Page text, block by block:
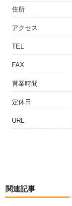
住所
アクセス
TEL
FAX
営業時間
定休日
URL
関連記事